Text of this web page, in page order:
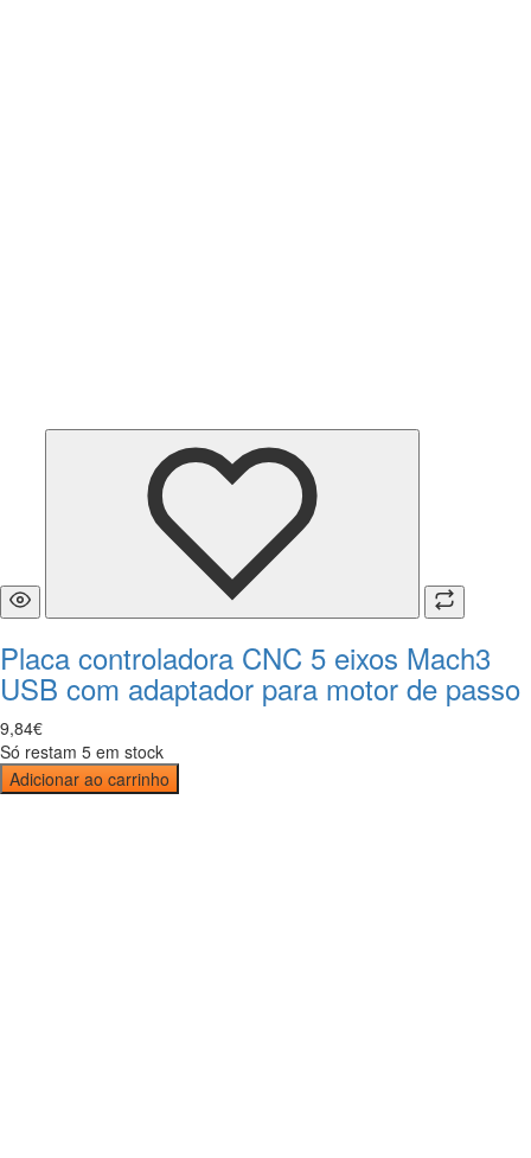
Placa controladora CNC 5 eixos Mach3
USB com adaptador para motor de passo
9,84€
Só restam 5 em stock
Adicionar ao carrinho